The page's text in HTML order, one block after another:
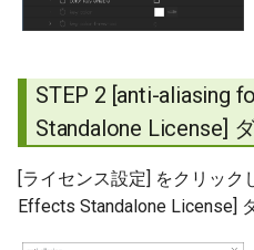
STEP 3 返還リクエストフ
STEP 2 [anti-aliasing
Standalone License]
[ライセンス設定] をクリッ
Effects Standalone License]